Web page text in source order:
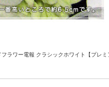
ラワー電報 クラシックホワイト【プレミ